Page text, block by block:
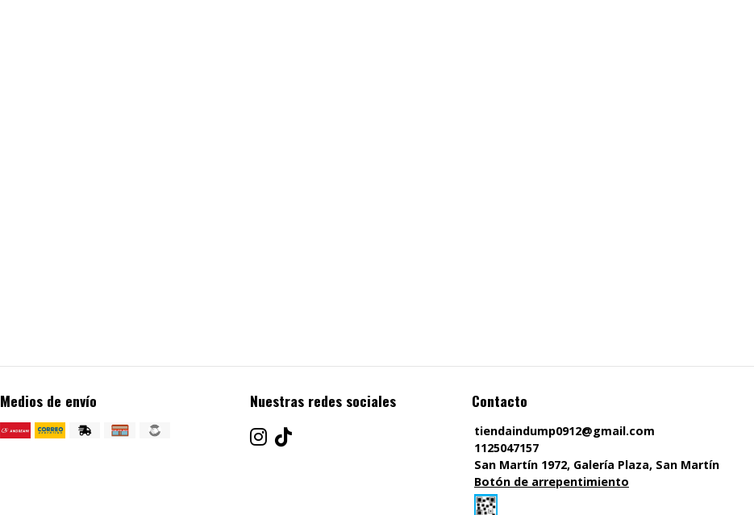
Medios de envío Nuestras redes sociales Contacto
tiendaindump0912@gmail.com
1125047157
San Martín 1972, Galería Plaza, San Martín
Botón de arrepentimiento